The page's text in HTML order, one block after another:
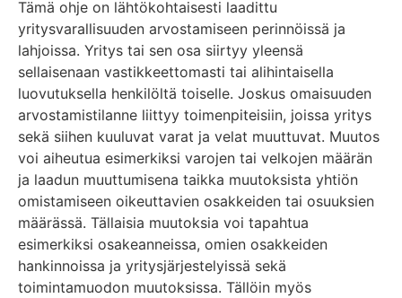
Tämä ohje on lähtökohtaisesti laadittu
yritysvarallisuuden arvostamiseen perinnöissä ja
lahjoissa. Yritys tai sen osa siirtyy yleensä
sellaisenaan vastikkeettomasti tai alihintaisella
luovutuksella henkilöltä toiselle. Joskus omaisuuden
arvostamistilanne liittyy toimenpiteisiin, joissa yritys
sekä siihen kuuluvat varat ja velat muuttuvat. Muutos
voi aiheutua esimerkiksi varojen tai velkojen määrän
ja laadun muuttumisena taikka muutoksista yhtiön
omistamiseen oikeuttavien osakkeiden tai osuuksien
määrässä. Tällaisia muutoksia voi tapahtua
esimerkiksi osakeanneissa, omien osakkeiden
hankinnoissa ja yritysjärjestelyissä sekä
toimintamuodon muutoksissa. Tällöin myös